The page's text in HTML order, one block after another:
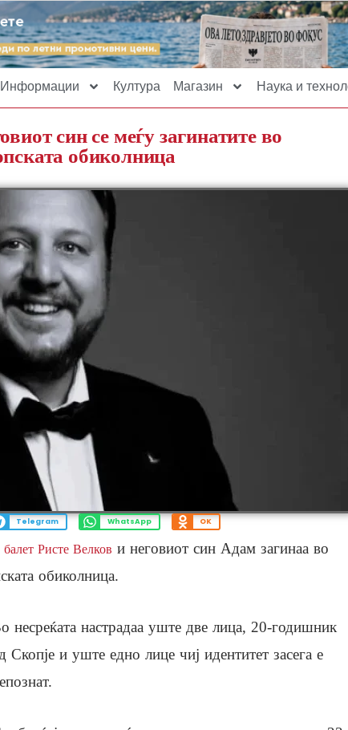
Информации Култура Магазин Наука и
син се меѓу загинатите во
обиколница
Telegram WhatsApp OK
Ристе Велков и неговиот син Адам загинаа во
обиколница.
несреќата настрадаа уште две лица, 20-годишник
Скопје и уште едно лице чиј идентитет засега е